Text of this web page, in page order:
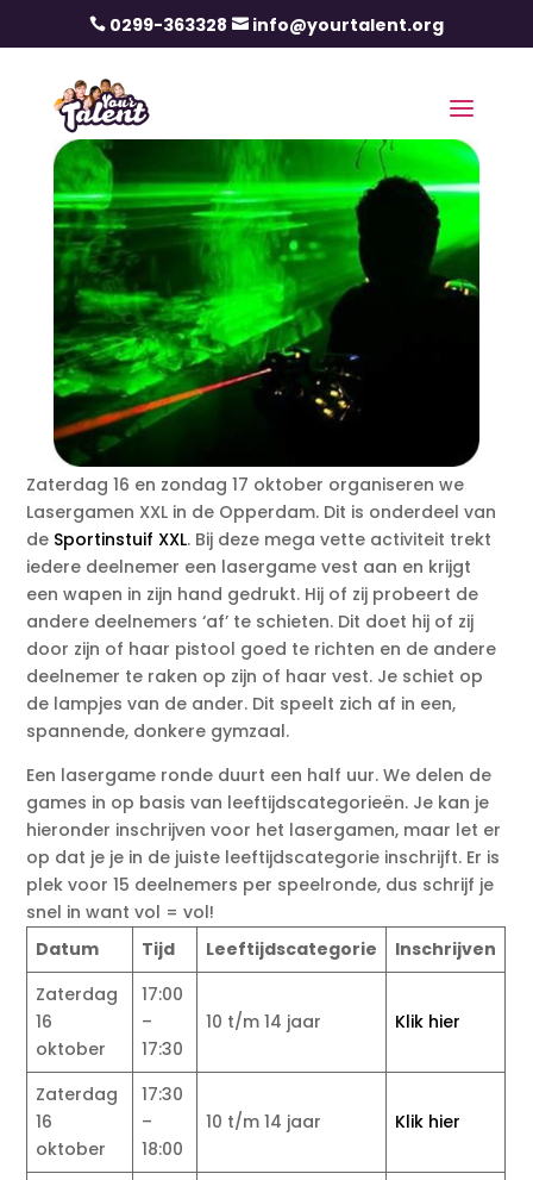
 0299-363328  info@yourtalent.org
Zaterdag 16 en zondag 17 oktober organiseren we
Lasergamen XXL in de Opperdam. Dit is onderdeel van
de Sportinstuif XXL. Bij deze mega vette activiteit trekt
iedere deelnemer een lasergame vest aan en krijgt
een wapen in zijn hand gedrukt. Hij of zij probeert de
andere deelnemers ‘af’ te schieten. Dit doet hij of zij
door zijn of haar pistool goed te richten en de andere
deelnemer te raken op zijn of haar vest. Je schiet op
de lampjes van de ander. Dit speelt zich af in een,
spannende, donkere gymzaal.
Een lasergame ronde duurt een half uur. We delen de
games in op basis van leeftijdscategorieën. Je kan je
hieronder inschrijven voor het lasergamen, maar let er
op dat je je in de juiste leeftijdscategorie inschrijft. Er is
plek voor 15 deelnemers per speelronde, dus schrijf je
snel in want vol = vol!
Datum
Tijd Leeftijdscategorie
Inschrijven
Zaterdag
16
oktober
17:00
–
17:30
10 t/m 14 jaar Klik hier
Zaterdag
16
oktober
17:30
–
18:00
10 t/m 14 jaar Klik hier